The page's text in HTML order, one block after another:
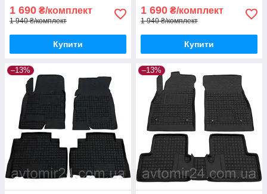
1 690 ₴/комплект
1 940 ₴/комплект
Купити
1 690 ₴/комплект
1 940 ₴/комплект
Купити
–13% –13%